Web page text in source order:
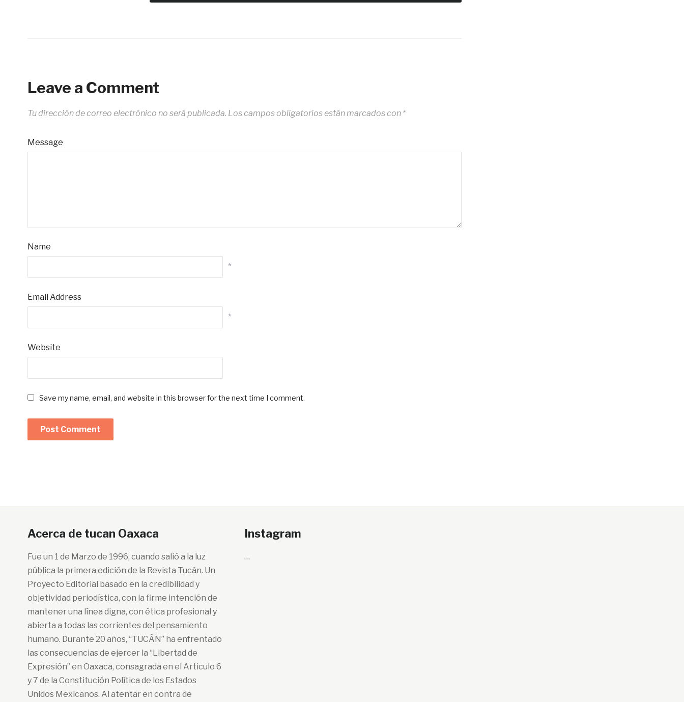
Leave a Comment
Tu dirección de correo electrónico no será publicada. Los campos obligatorios están marcados con *
Message
Name
*
Email Address
*
Website
Save my name, email, and website in this browser for the next time I comment.
Acerca de tucan Oaxaca
Fue un 1 de Marzo de 1996, cuando salió a la luz
pública la primera edición de la Revista Tucán. Un
Proyecto Editorial basado en la credibilidad y
objetividad periodística, con la firme intención de
mantener una línea digna, con ética profesional y
abierta a todas las corrientes del pensamiento
humano. Durante 20 años, “TUCÁN” ha enfrentado
las consecuencias de ejercer la “Libertad de
Expresión” en Oaxaca, consagrada en el Articulo 6
y 7 de la Constitución Política de los Estados
Unidos Mexicanos. Al atentar en contra de
Instagram
…